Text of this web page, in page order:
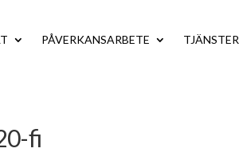
PÅVERKANSARBETE TJÄNSTER
fi